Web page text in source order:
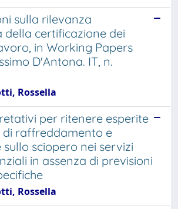
sulla rilevanza
della certificazione dei
in Working Papers
D'Antona. IT, n.
Rossella
per ritenere esperite
di raffreddamento e
sciopero nei servizi
in assenza di previsioni
Rossella